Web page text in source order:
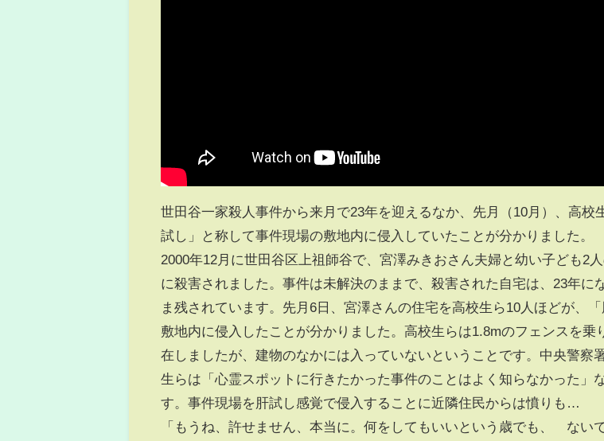
世田谷一家殺人事件から来月で23年を迎えるなか、先月（10月）、高校
試し」と称して事件現場の敷地内に侵入していたことが分かりました。
2000年12月に世田谷区上祖師谷で、宮澤みきおさん夫婦と幼い子ども2
に殺害されました。事件は未解決のままで、殺害された自宅は、23年に
ま残されています。先月6日、宮澤さんの住宅を高校生ら10人ほどが、
敷地内に侵入したことが分かりました。高校生らは1.8mのフェンスを乗
在しましたが、建物のなかには入っていないということです。中央警察
生らは「心霊スポットに行きたかった事件のことはよく知らなかった」
す。事件現場を肝試し感覚で侵入することに近隣住民からは憤りも…
「もうね、許せません、本当に。何をしてもいいという歳でも、 ない